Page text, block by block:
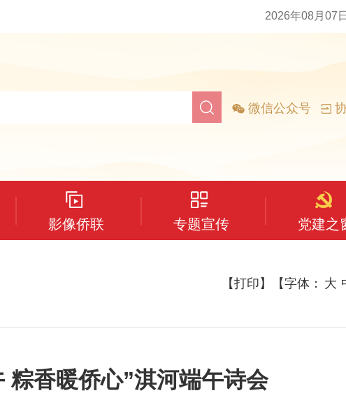
2026年08月07
微信公众号
影像侨联 专题宣传 党建之
【打印】 【字体： 大
香暖侨心”淇河端午诗会